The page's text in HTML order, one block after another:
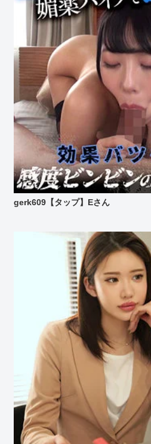
gerk609【タップ】Eさん